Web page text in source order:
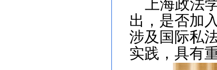
上海政法
出，是否加
涉及国际私
实践，具有